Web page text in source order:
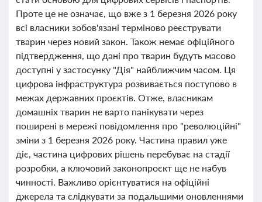
Проте це не означає, що вже з 1 березня 2026 року
всі власники зобов'язані терміново реєструвати
тварин через новий закон. Також немає офіційного
підтвердження, що дані про тварин будуть масово
доступні у застосунку "Дія" найближчим часом. Ця
цифрова інфраструктура розвивається поступово в
межах державних проєктів. Отже, власникам
домашніх тварин не варто панікувати через
поширені в мережі повідомлення про "революційні"
зміни з 1 березня 2026 року. Частина правил уже
діє, частина цифрових рішень перебуває на стадії
розробки, а ключовий законопроєкт ще не набув
чинності. Важливо орієнтуватися на офіційні
джерела та слідкувати за подальшими оновленнями